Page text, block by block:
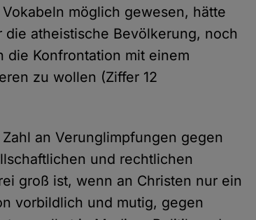
möglich gewesen, hätte
atheistische Bevölkerung, noch
Konfrontation mit einem
zu wollen (Ziffer 12
an Verunglimpfungen gegen
und rechtlichen
groß ist, wenn an Christen nur ein
vorbildlich und mutig, gegen